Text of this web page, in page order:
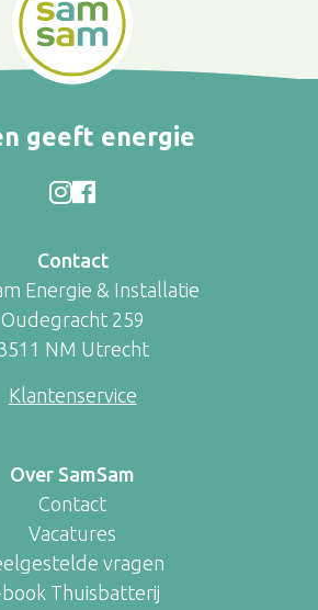
geeft energie
Contact
Energie & Installatie
Oudegracht 259
NM Utrecht
Klantenservice
Over SamSam
Contact
Vacatures
vragen
book Thuisbatterij